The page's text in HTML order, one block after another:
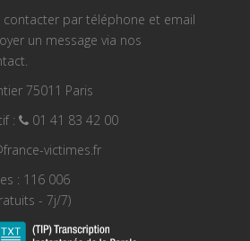
contacter par téléphone et email
un message via nos
75011 Paris
:
01 41 83 42 00
victimes.fr
: 116 006
- 7j/7)